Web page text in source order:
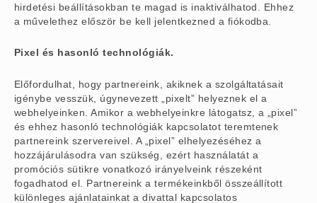
hirdetési beállításokban te magad is inaktiválhatod. Ehhez
a művelethez először be kell jelentkezned a fiókodba.
Pixel és hasonló technológiák.
Előfordulhat, hogy partnereink, akiknek a szolgáltatásait
igénybe vesszük, úgynevezett „pixelt” helyeznek el a
webhelyeinken. Amikor a webhelyeinkre látogatsz, a „pixel”
és ehhez hasonló technológiák kapcsolatot teremtenek
partnereink szervereivel. A „pixel” elhelyezéséhez a
hozzájárulásodra van szükség, ezért használatát a
promóciós sütikre vonatkozó irányelveink részeként
fogadhatod el. Partnereink a termékeinkből összeállított
különleges ajánlatainkat a divattal kapcsolatos